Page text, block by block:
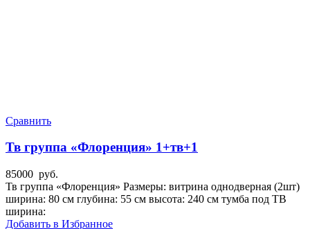
Сравнить
Тв группа «Флоренция» 1+тв+1
85000 руб.
Тв группа «Флоренция» Размеры: витрина однодверная (2шт)
ширина: 80 см глубина: 55 см высота: 240 см тумба под ТВ
ширина:
Добавить в Избранное